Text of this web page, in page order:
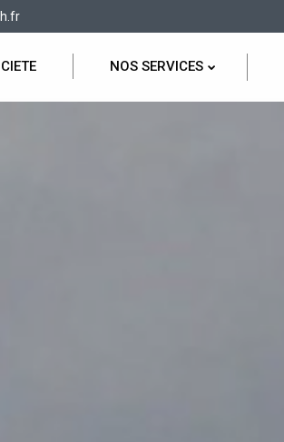
NOS SERVICES